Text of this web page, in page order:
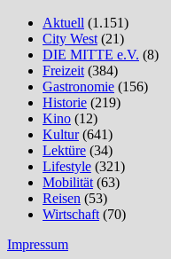
Aktuell (1.151)
City West (21)
DIE MITTE e.V. (8)
Freizeit (384)
Gastronomie (156)
Historie (219)
Kino (12)
Kultur(641)
Lektüre (34)
Lifestyle (321)
Mobilität (63)
Reisen (53)
Wirtschaft (70)
Impressum